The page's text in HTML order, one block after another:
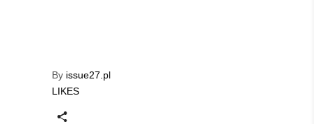
By issue27.pl
LIKES